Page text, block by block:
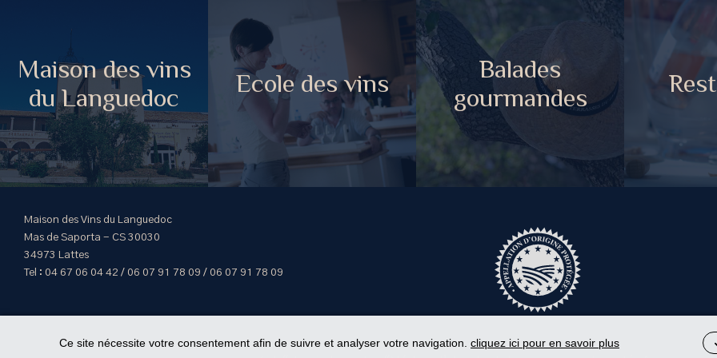
Maison des vins
du Languedoc
Ecole des vins
Balades
gourmandes
Maison des Vins du Languedoc
Mas de Saporta - CS 30030
34973 Lattes
Tel : 04 67 06 04 42 / 06 07 91 78 09 / 06 07 91 78 09
Ce site nécessite votre consentement afin de suivre et analyser votre navigation. cliquez ici pour en savoir plus